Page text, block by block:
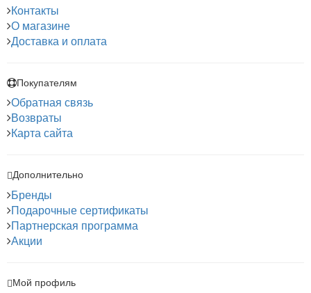
Контакты
О магазине
Доставка и оплата
Покупателям
Обратная связь
Возвраты
Карта сайта
Дополнительно
Бренды
Подарочные сертификаты
Партнерская программа
Акции
Мой профиль